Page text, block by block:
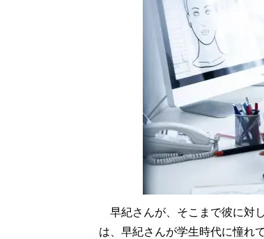
早紀さんが、そこまで彼に対
は、早紀さんが学生時代に憧れ